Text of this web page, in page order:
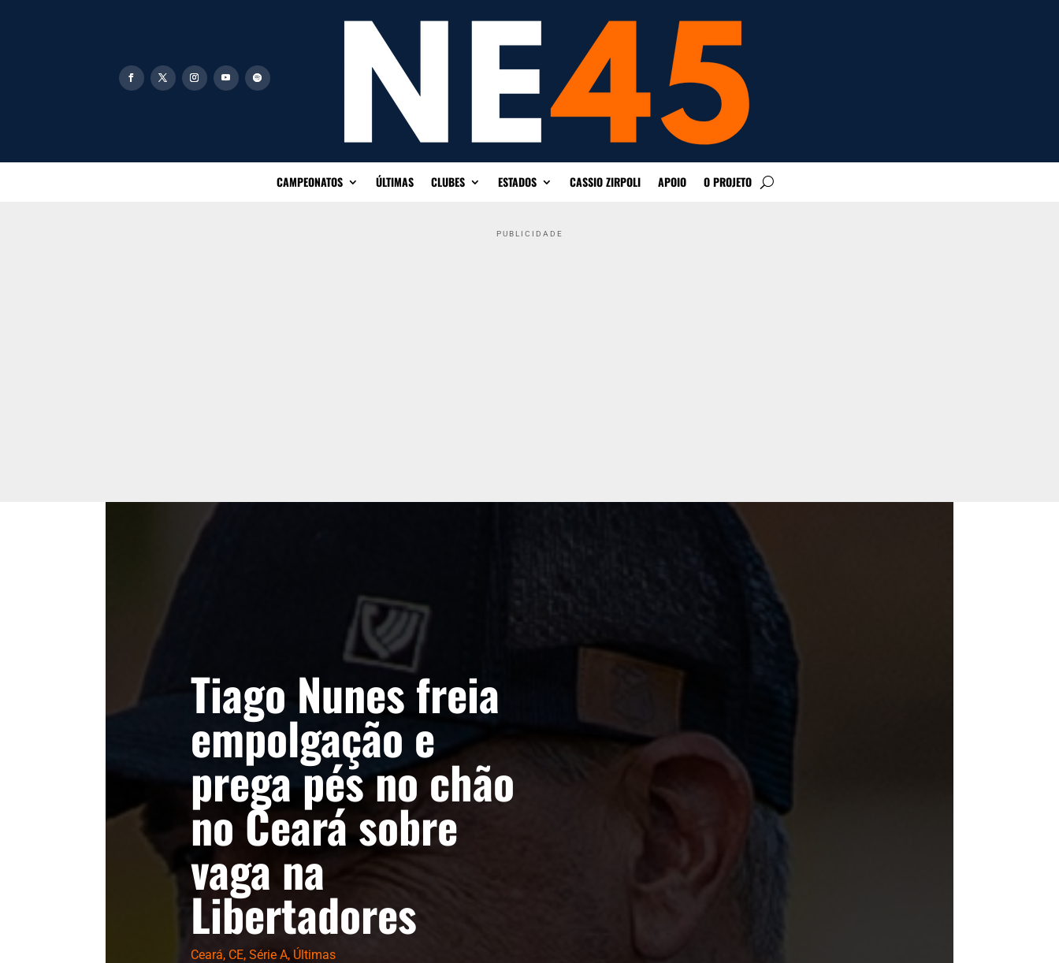
CAMPEONATOS ÚLTIMAS CLUBES ESTADOS CASSIO ZIRPOLI APOIO O PROJETO
PUBLICIDADE
Tiago Nunes freia
empolgação e
prega pés no chão
no Ceará sobre
vaga na
Libertadores
Ceará, CE, Série A, Últimas